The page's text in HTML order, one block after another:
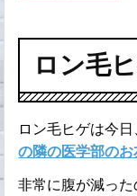
ロン毛
ロン毛ヒゲは今
の隣の医学部の
非常に腹が減っ